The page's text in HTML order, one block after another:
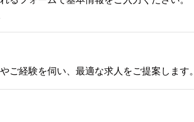
ご経験を伺い、最適な求人をご提案します。